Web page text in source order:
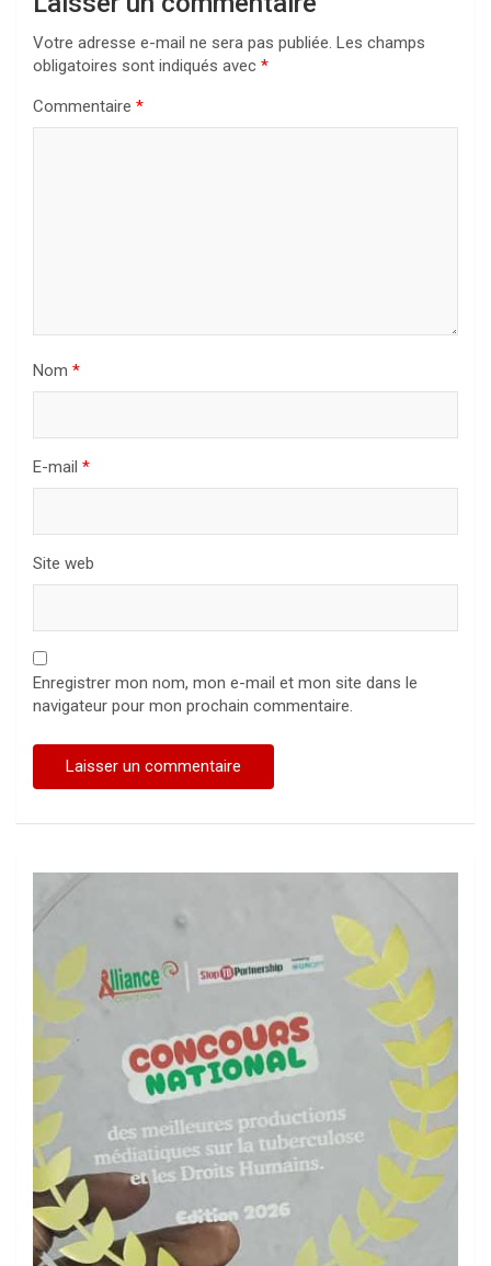
Votre adresse e-mail ne sera pas publiée. Les champs
obligatoires sont indiqués avec *
Commentaire *
Nom *
E-mail *
Site web
Enregistrer mon nom, mon e-mail et mon site dans le
navigateur pour mon prochain commentaire.